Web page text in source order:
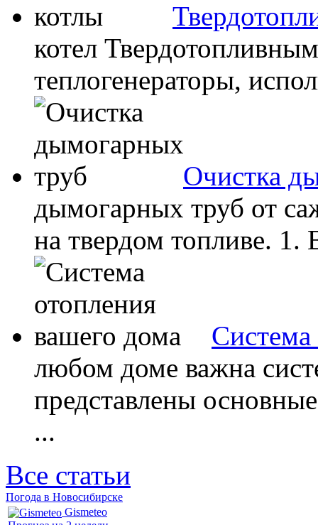
котел
теплогенераторы,
Очистка
дымогарных труб от
на твердом топливе.
Система
любом доме важна
представлены
...
Все статьи
Погода в Новосибирске
Gismeteo